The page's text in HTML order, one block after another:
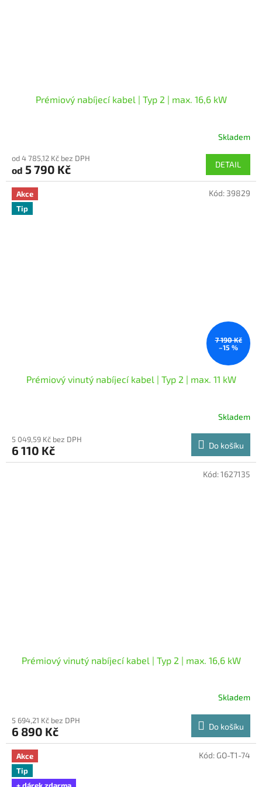
Prémiový nabíjecí kabel | Typ 2 | max. 16,6 kW
Skladem
od 4 785,12 Kč bez DPH
od 5 790 Kč DETAIL
Akce
Tip
7 190 Kč
–15 %
Prémiový vinutý nabíjecí kabel | Typ 2 | max. 11 kW
Skladem
5 049,59 Kč bez DPH
6 110 Kč Do košíku
Kód: 39829
Prémiový vinutý nabíjecí kabel | Typ 2 | max. 16,6 kW
produktu
je
5,0
5
hvězdiček.
Skladem
5 694,21 Kč bez DPH
6 890 Kč Do košíku
Kód:1627135
Akce
Tip
Kód: GO-T1-74